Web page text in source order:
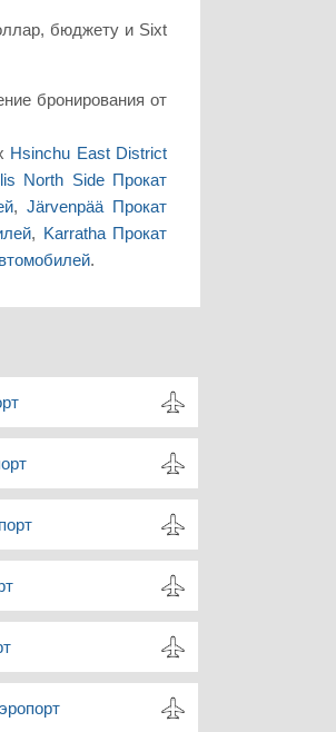
бюджету и Sixt
бронирования от
Hsinchu East District
North Side Прокат
, Järvenpää Прокат
, Karratha Прокат
.